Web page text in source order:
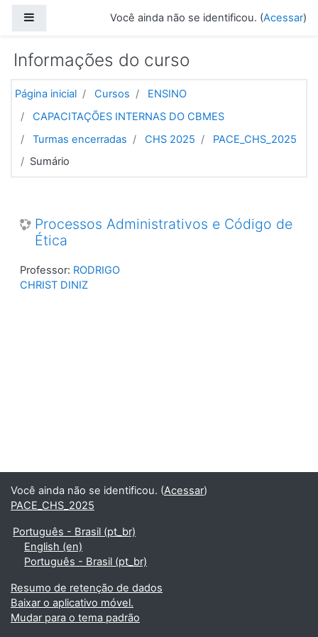
Você ainda não se identificou. (Acessar)
Informações do curso
Página inicial Cursos
ENSINO
CAPACITAÇÕES INTERNAS DO CBMES
Turmas encerradas
CHS 2025
PACE_CHS_2025
Sumário
Processos Administrativos e Código de
Ética
Professor: RODRIGO
CHRIST DINIZ
Você ainda não se identificou. (Acessar)
PACE_CHS_2025
Português - Brasil ‎(pt_br)‎
English ‎(en)‎
Português - Brasil ‎(pt_br)‎
Resumo de retenção de dados
Baixar o aplicativo móvel.
Mudar para o tema padrão